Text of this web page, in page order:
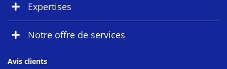
Expertises
Notre offre de services
Avis clients